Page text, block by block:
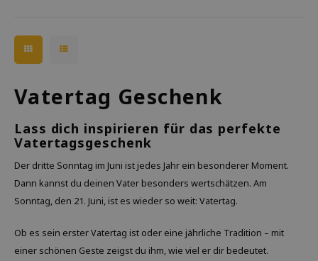
Vatertag Geschenk
Lass dich inspirieren für das perfekte
Vatertagsgeschenk
Der dritte Sonntag im Juni ist jedes Jahr ein besonderer Moment.
Dann kannst du deinen Vater besonders wertschätzen. Am
Sonntag, den 21. Juni, ist es wieder so weit: Vatertag.
Ob es sein erster Vatertag ist oder eine jährliche Tradition – mit
einer schönen Geste zeigst du ihm, wie viel er dir bedeutet.